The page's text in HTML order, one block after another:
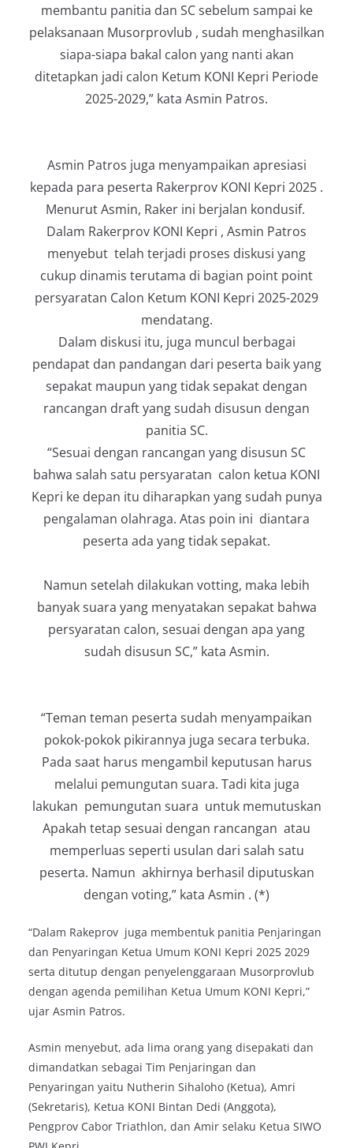
membantu panitia dan SC sebelum sampai ke
pelaksanaan Musorprovlub , sudah menghasilkan
siapa-siapa bakal calon yang nanti akan
ditetapkan jadi calon Ketum KONI Kepri Periode
2025-2029,” kata Asmin Patros.
Asmin Patros juga menyampaikan apresiasi
kepada para peserta Rakerprov KONI Kepri 2025 .
Menurut Asmin, Raker ini berjalan kondusif.
Dalam Rakerprov KONI Kepri , Asmin Patros
menyebut telah terjadi proses diskusi yang
cukup dinamis terutama di bagian point point
persyaratan Calon Ketum KONI Kepri 2025-2029
mendatang.
Dalam diskusi itu, juga muncul berbagai
pendapat dan pandangan dari peserta baik yang
sepakat maupun yang tidak sepakat dengan
rancangan draft yang sudah disusun dengan
panitia SC.
“Sesuai dengan rancangan yang disusun SC
bahwa salah satu persyaratan calon ketua KONI
Kepri ke depan itu diharapkan yang sudah punya
pengalaman olahraga. Atas poin ini diantara
peserta ada yang tidak sepakat.
Namun setelah dilakukan votting, maka lebih
banyak suara yang menyatakan sepakat bahwa
persyaratan calon, sesuai dengan apa yang
sudah disusun SC,” kata Asmin.
“Teman teman peserta sudah menyampaikan
pokok-pokok pikirannya juga secara terbuka.
Pada saat harus mengambil keputusan harus
melalui pemungutan suara. Tadi kita juga
lakukan pemungutan suara untuk memutuskan
Apakah tetap sesuai dengan rancangan atau
memperluas seperti usulan dari salah satu
peserta. Namun akhirnya berhasil diputuskan
dengan voting,” kata Asmin . (*)
“Dalam Rakeprov juga membentuk panitia Penjaringan
dan Penyaringan Ketua Umum KONI Kepri 2025 2029
serta ditutup dengan penyelenggaraan Musorprovlub
dengan agenda pemilihan Ketua Umum KONI Kepri,”
ujar Asmin Patros.
Asmin menyebut, ada lima orang yang disepakati dan
dimandatkan sebagai Tim Penjaringan dan
Penyaringan yaitu Nutherin Sihaloho (Ketua), Amri
(Sekretaris), Ketua KONI Bintan Dedi (Anggota),
Pengprov Cabor Triathlon, dan Amir selaku Ketua SIWO